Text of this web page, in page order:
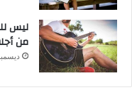
ليس
من
ديسمبر 21,